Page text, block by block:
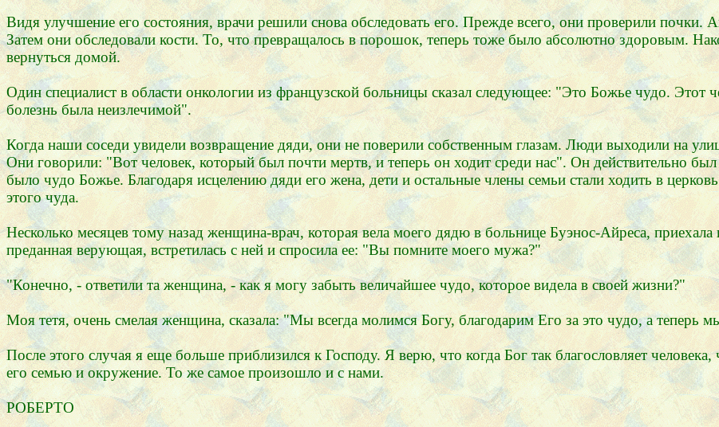
Видя улучшение его состояния, врачи решили снова обследовать его. Прежде всего, они проверили почки.
Затем они обследовали кости. То, что превращалось в порошок, теперь тоже было абсолютно здоровым.
вернуться домой.
Один специалист в области онкологии из французской больницы сказал следующее: "Это Божье чудо. Этот
болезнь была неизлечимой".
Когда наши соседи увидели возвращение дяди, они не поверили собственным глазам. Люди выходили на
Они говорили: "Вот человек, который был почти мертв, и теперь он ходит среди нас". Он действительно
было чудо Божье. Благодаря исцелению дяди его жена, дети и остальные члены семьи стали ходить в
этого чуда.
Несколько месяцев тому назад женщина-врач, которая вела моего дядю в больнице Буэнос-Айреса,
преданная верующая, встретилась с ней и спросила ее: "Вы помните моего мужа?"
"Конечно, - ответили та женщина, - как я могу забыть величайшее чудо, которое видела в своей жизни?"
Моя тетя, очень смелая женщина, сказала: "Мы всегда молимся Богу, благодарим Его за это чудо, а теперь
После этого случая я еще больше приблизился к Господу. Я верю, что когда Бог так благословляет
его семью и окружение. То же самое произошло и с нами.
РОБЕРТО